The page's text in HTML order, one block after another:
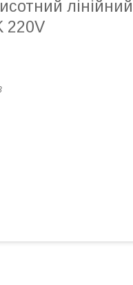
220V